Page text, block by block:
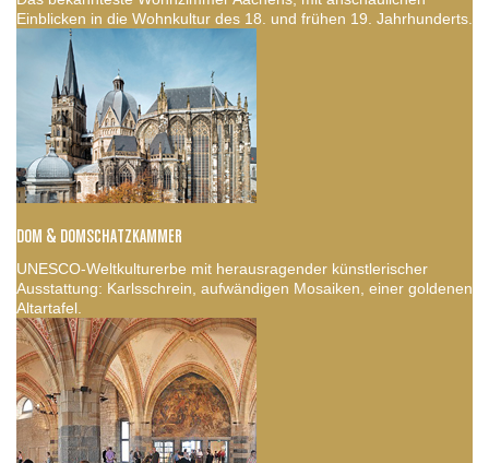
Einblicken in die Wohnkultur des 18. und frühen 19. Jahrhunderts.
DOM & DOMSCHATZKAMMER
UNESCO-Weltkulturerbe mit herausragender künstlerischer
Ausstattung: Karlsschrein, aufwändigen Mosaiken, einer goldenen
Altartafel.